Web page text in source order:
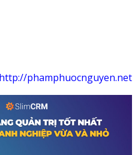
http://phamphuocnguyen.net